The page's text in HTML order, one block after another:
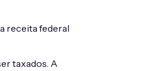
receita federal
taxados. A